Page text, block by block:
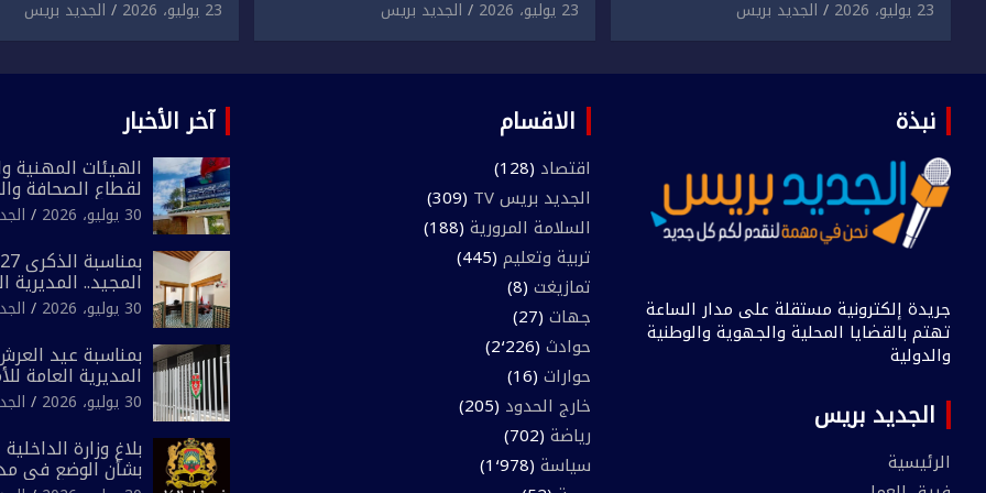
مادي.
23 يوليو، 2026 الجديد بريس
في حق سائح أجنبي.
23 يوليو، 2026 الجديد بريس
ومحاولة إضرام النار عمدا.
23 يوليو، 2026 الجديد بريس
نبذة
جريدة إلكترونية مستقلة على مدار الساعة
تهتم بالقضايا المحلية والجهوية والوطنية
والدولية
الجديد بريس
الرئيسية
الاقسام
اقتصاد (128)
الجديد بريس TV
(309)
السلامة المرورية (188)
تربية وتعليم (445)
تمازيغت (8)
جهات (27)
حوادث (2٬226)
حوارات (16)
خارج الحدود (205)
رياضة (702)
سياسة (1٬978)
آخر الأخبار
الهيئات المهنية
لقطاع الصحافة
المغرب تعلن
لـ”أي أجندة
مقاس سياسي
30 يوليو، 2026
المجيد.. المديرية
الوطني تفتتح
لفرقة الشرطة
30 يوليو، 2026
بمناسبة عيد
المديرية العامة
تعزز البنية الأمنية
بإحداث فرقتين
30 يوليو، 2026
بلاغ وزارة
بشأن الوضع في